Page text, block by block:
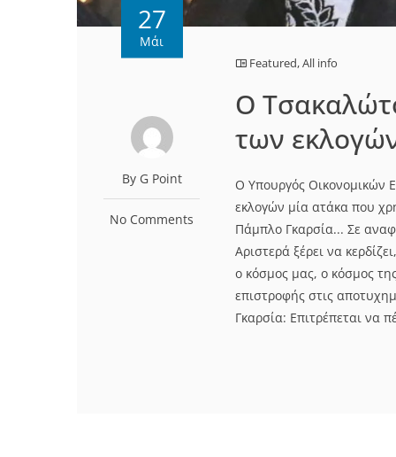
27
Μάι
By G Point
No Comments
Featured,All info
Ο
των
O Υπουργός Οικονομικών
εκλογών μία ατάκα που
Πάμπλο Γκαρσία... Σε
Αριστερά ξέρει να
ο κόσμος μας, ο κόσμος
επιστροφής στις
Γκαρσία: Επιτρέπεται να